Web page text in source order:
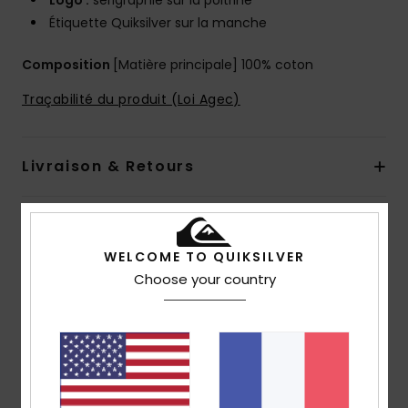
Étiquette Quiksilver sur la manche
Composition [Matière principale] 100% coton
Traçabilité du produit (Loi Agec)
Livraison & Retours
Note moyenne
5.0
WELCOME TO QUIKSILVER
Choose your country